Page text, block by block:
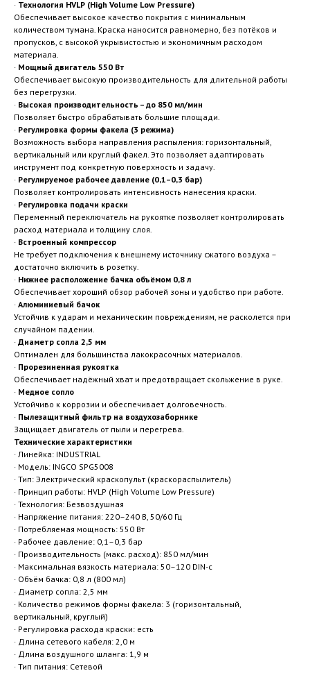
· Технология HVLP (High Volume Low Pressure)
Обеспечивает высокое качество покрытия с минимальным
количеством тумана. Краска наносится равномерно, без потёков и
пропусков, с высокой укрывистостью и экономичным расходом
материала.
· Мощный двигатель 550 Вт
Обеспечивает высокую производительность для длительной работы
без перегрузки.
· Высокая производительность – до 850 мл/мин
Позволяет быстро обрабатывать большие площади.
· Регулировка формы факела (3 режима)
Возможность выбора направления распыления: горизонтальный,
вертикальный или круглый факел. Это позволяет адаптировать
инструмент под конкретную поверхность и задачу.
· Регулируемое рабочее давление (0,1–0,3 бар)
Позволяет контролировать интенсивность нанесения краски.
· Регулировка подачи краски
Переменный переключатель на рукоятке позволяет контролировать
расход материала и толщину слоя.
· Встроенный компрессор
Не требует подключения к внешнему источнику сжатого воздуха –
достаточно включить в розетку.
· Нижнее расположение бачка объёмом 0,8 л
Обеспечивает хороший обзор рабочей зоны и удобство при работе.
· Алюминиевый бачок
Устойчив к ударам и механическим повреждениям, не расколется при
случайном падении.
· Диаметр сопла 2,5 мм
Оптимален для большинства лакокрасочных материалов.
· Прорезиненная рукоятка
Обеспечивает надёжный хват и предотвращает скольжение в руке.
· Медное сопло
Устойчиво к коррозии и обеспечивает долговечность.
· Пылезащитный фильтр на воздухозаборнике
Защищает двигатель от пыли и перегрева.
Технические характеристики
· Линейка: INDUSTRIAL
· Модель: INGCO SPG5008
· Тип: Электрический краскопульт (краскораспылитель)
· Принцип работы: HVLP (High Volume Low Pressure)
· Технология: Безвоздушная
· Напряжение питания: 220–240 В, 50/60 Гц
· Потребляемая мощность: 550 Вт
· Рабочее давление: 0,1–0,3 бар
· Производительность (макс. расход): 850 мл/мин
· Максимальная вязкость материала: 50–120 DIN-с
· Объём бачка: 0,8 л (800 мл)
· Диаметр сопла: 2,5 мм
· Количество режимов формы факела: 3 (горизонтальный,
вертикальный, круглый)
· Регулировка расхода краски: есть
· Длина сетевого кабеля: 2,0 м
· Длина воздушного шланга: 1,9 м
· Тип питания: Сетевой